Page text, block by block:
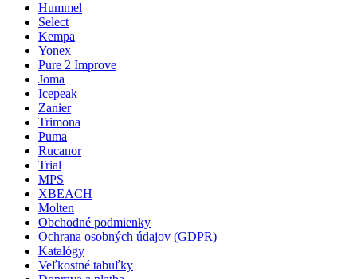
Hummel
Select
Kempa
Yonex
Pure 2 Improve
Joma
Icepeak
Zanier
Trimona
Puma
Rucanor
Trial
MPS
XBEACH
Molten
Obchodné podmienky
Ochrana osobných údajov (GDPR)
Katalógy
Veľkostné tabuľky